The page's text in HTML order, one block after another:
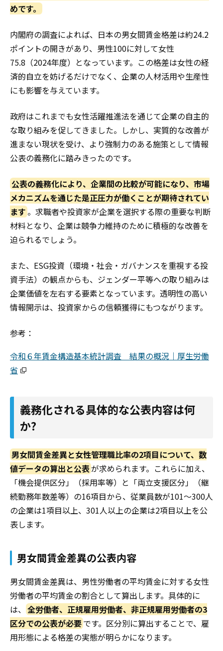
めです。
内閣府の調査によれば、日本の男女間賃金格差は約24.2
ポイントの開きがあり、男性100に対して女性
75.8（2024年度）となっています。この格差は女性の経
済的自立を妨げるだけでなく、企業の人材活用や生産性
にも影響を与えています。
政府はこれまでも女性活躍推進法を通じて企業の自主的
な取り組みを促してきました。しかし、実質的な改善が
進まない現状を受け、より強制力のある施策として情報
公表の義務化に踏みきったのです。
公表の義務化により、企業間の比較が可能になり、市場
メカニズムを通じた是正圧力が働くことが期待されてい
ます 。求職者や投資家が企業を選択する際の重要な判断
材料となり、企業は競争力維持のために積極的な改善を
迫られるでしょう。
また、ESG投資（環境・社会・ガバナンスを重視する投
資手法）の観点からも、ジェンダー平等への取り組みは
企業価値を左右する要素となっています。透明性の高い
情報開示は、投資家からの信頼獲得にもつながります。
参考：
令和６年賃金構造基本統計調査 結果の概況｜厚生労働
省
義務化される具体的な公表内容は何
か?
男女間賃金差異と女性管理職比率の2項目について、数
値データの算出と公表が求められます。これらに加え、
「機会提供区分」（採用率等）と「両立支援区分」（継
続勤務年数差等）の16項目から、従業員数が101～300人
の企業は1項目以上、301人以上の企業は2項目以上を公
表します。
男女間賃金差異の公表内容
男女間賃金差異は、男性労働者の平均賃金に対する女性
労働者の平均賃金の割合として算出します。具体的に
は、 全労働者、正規雇用労働者、非正規雇用労働者の3
区分での公表が必要です。区分別に算出することで、雇
用形態による格差の実態が明らかになります。